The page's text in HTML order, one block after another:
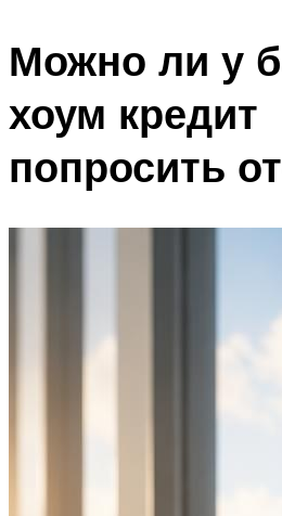
Можно ли у
хоум кредит
попросить